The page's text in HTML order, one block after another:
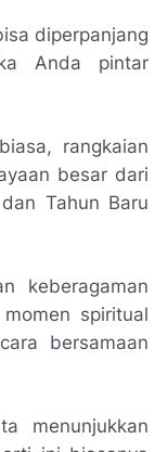
diperpanjang
Anda pintar
rangkaian
besar dari
Tahun Baru
keberagaman
spiritual
bersamaan
menunjukkan